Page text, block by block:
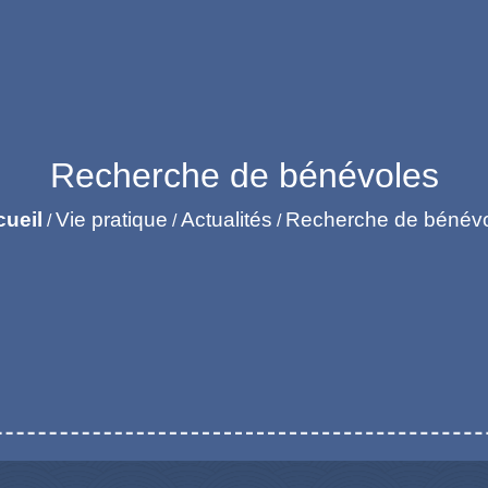
Recherche de bénévoles
/Vie pratique /Actualités / Recherche de